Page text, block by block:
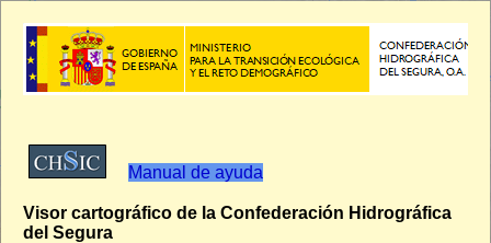
Manual de ayuda
Visor cartográfico de la Confederación Hidrográfica
del Segura